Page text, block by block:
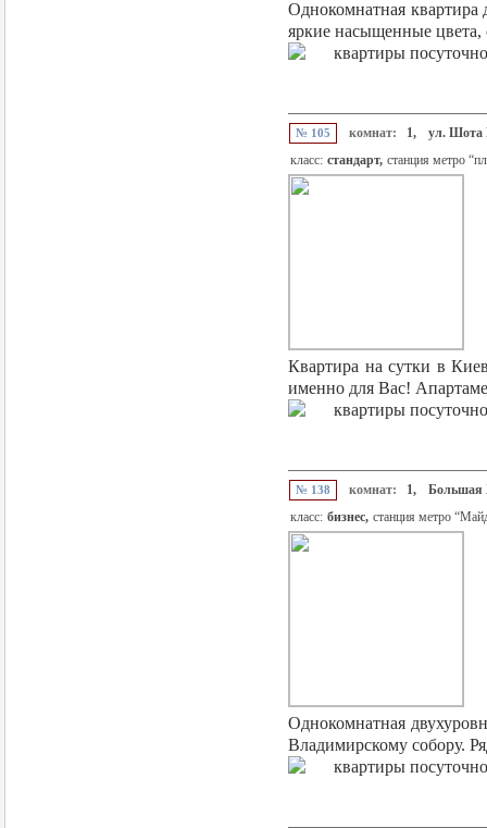
Однокомнатная квартира
яркие насыщенные цвета,
№ 105 комнат: 1,
ул. Шота
класс: стандарт, станция метро
Квартира на сутки в
именно для Вас!
№ 138 комнат: 1,
Большая
класс: бизнес, станция метро
Однокомнатная
Владимирскому собору.